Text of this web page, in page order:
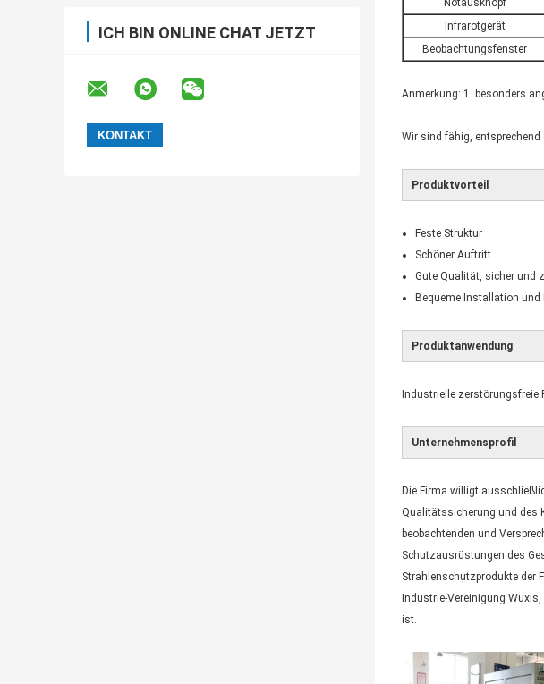
ICH BIN ONLINE CHAT JETZT
Notausknopf
Infrarotgerät
Beobachtungsfenster
Anmerkung: 1. besonders
Wir sind fähig,
Produktvorteil
Feste Struktur
Schöner Auftritt
Gute Qualität, sicher und
Bequeme Installation und
Produktanwendung
Industrielle zerstörungsfreie
Unternehmensprofil
Die Firma willigt
Qualitätssicherung und des
beobachtenden und
Schutzausrüstungen des
Strahlenschutzprodukte der
Industrie-Vereinigung
ist.